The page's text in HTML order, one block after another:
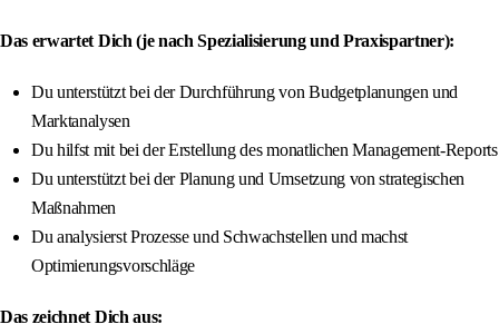
Das erwartet Dich (je nach Spezialisierung und Praxispartner):
Du unterstützt bei der Durchführung von Budgetplanungen und
Marktanalysen
Du hilfst mit bei der Erstellung des monatlichen Management-Reports
Du unterstützt bei der Planung und Umsetzung von strategischen
Maßnahmen
Du analysierst Prozesse und Schwachstellen und machst
Optimierungsvorschläge
Das zeichnet Dich aus: